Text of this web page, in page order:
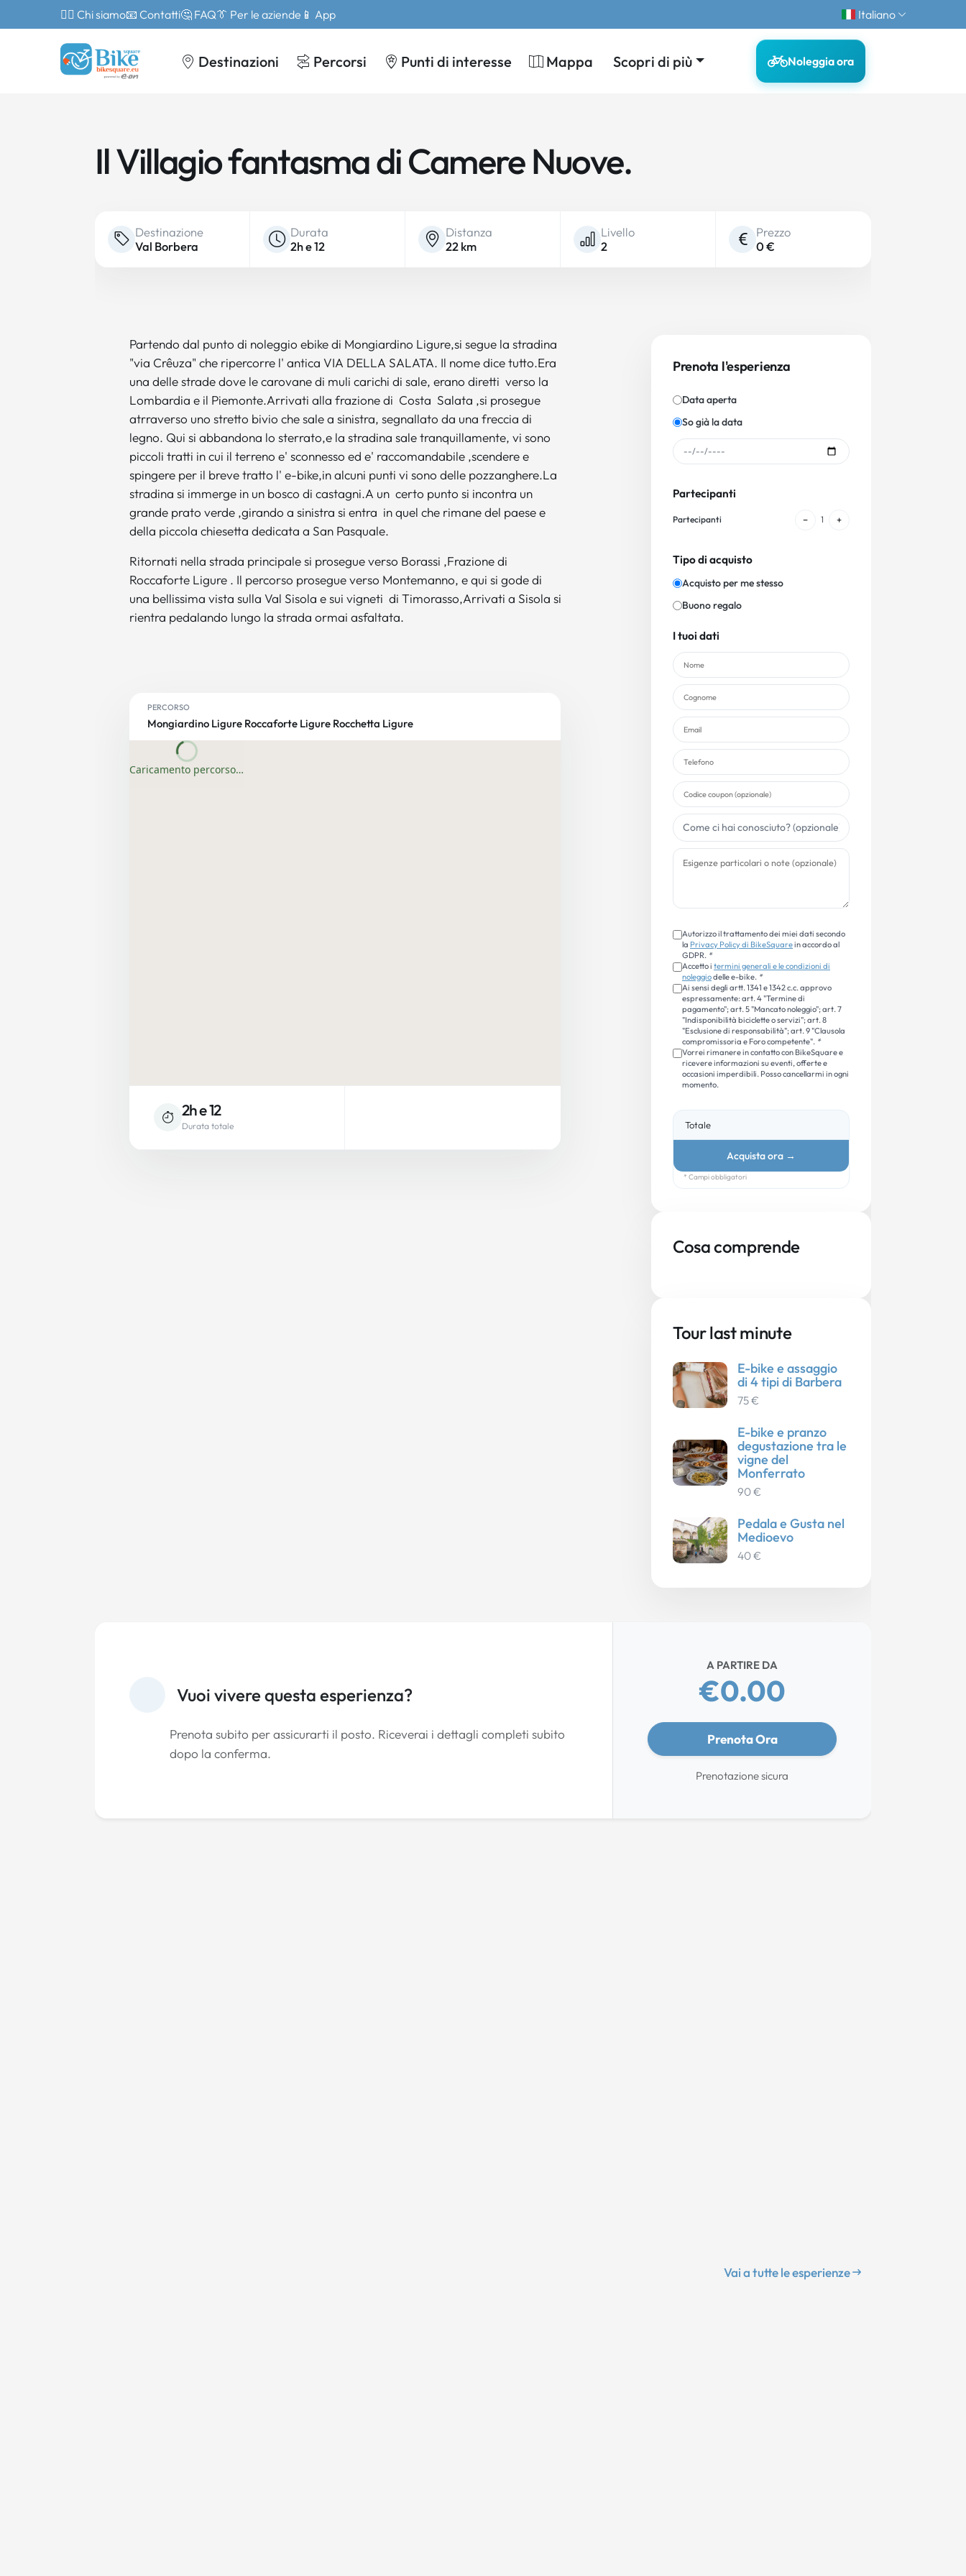
🙎‍♂️ Chi siamo📧 Contatti🤔 FAQ👔 Per le aziende 📱 App Italiano
Destinazioni Percorsi Punti di interesse Mappa Scopri di più Noleggia ora
Il Villagio fantasma di Camere Nuove.
Destinazione
Val Borbera
Durata
2h e 12
Distanza
22 km
Livello
2
Prezzo
0 €
Partendo dal punto di noleggio ebike di Mongiardino Ligure,si segue la stradina
"via Crêuza" che ripercorre l' antica VIA DELLA SALATA. Il nome dice tutto.Era
una delle strade dove le carovane di muli carichi di sale, erano diretti verso la
Lombardia e il Piemonte.Arrivati alla frazione di Costa Salata ,si prosegue
atrraverso uno stretto bivio che sale a sinistra, segnallato da una freccia di
legno. Qui si abbandona lo sterrato,e la stradina sale tranquillamente, vi sono
piccoli tratti in cui il terreno e' sconnesso ed e' raccomandabile ,scendere e
spingere per il breve tratto l' e-bike,in alcuni punti vi sono delle pozzanghere.La
stradina si immerge in un bosco di castagni.A un certo punto si incontra un
grande prato verde ,girando a sinistra si entra in quel che rimane del paese e
della piccola chiesetta dedicata a San Pasquale.
Ritornati nella strada principale si prosegue verso Borassi ,Frazione di
Roccaforte Ligure . Il percorso prosegue verso Montemanno, e qui si gode di
una bellissima vista sulla Val Sisola e sui vigneti di Timorasso,Arrivati a Sisola si
rientra pedalando lungo la strada ormai asfaltata.
PERCORSO
Mongiardino Ligure Roccaforte Ligure Rocchetta Ligure
Caricamento percorso…
2h e 12
Durata totale
Prenota l'esperienza
Data aperta
So già la data
Partecipanti
Partecipanti − 1 +
Tipo di acquisto
Acquisto per me stesso
Buono regalo
I tuoi dati
Autorizzo il trattamento dei miei dati secondo
la Privacy Policy di BikeSquarein accordo al
GDPR. *
Accetto i termini generali e le condizioni di
noleggiodelle e-bike. *
Ai sensi degli artt. 1341 e 1342 c.c. approvo
espressamente: art. 4 "Termine di
pagamento"; art. 5 "Mancato noleggio"; art. 7
"Indisponibilità biciclette o servizi"; art. 8
"Esclusione di responsabilità"; art. 9 "Clausola
compromissoria e Foro competente". *
Vorrei rimanere in contatto con BikeSquare e
ricevere informazioni su eventi, offerte e
occasioni imperdibili. Posso cancellarmi in ogni
momento.
Totale
Acquista ora →
* Campi obbligatori
Cosa comprende
Tour last minute
E-bike e assaggio
di 4 tipi di Barbera
75 €
E-bike e pranzo
degustazione tra le
vigne del
Monferrato
90 €
Pedala e Gusta nel
Medioevo
40 €
Vuoi vivere questa esperienza?
Prenota subito per assicurarti il posto. Riceverai i dettagli completi subito
dopo la conferma.
A PARTIRE DA
€0.00
Prenota Ora
Prenotazione sicura
Vai a tutte le esperienze